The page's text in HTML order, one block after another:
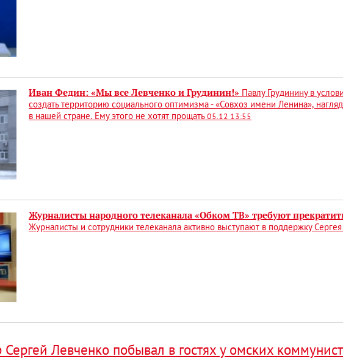
Иван Федин: «Мы все Левченко и Грудинин!»
Павлу Грудинину в
создать территорию социального оптимизма - «Совхоз имени Ленина»,
в нашей стране. Ему этого не хотят прощать 05.12 13:55
Журналисты народного телеканала «Обком ТВ» требуют
Журналисты и сотрудники телеканала активно выступают в поддержку
Сергей Левченко побывал в гостях у омских